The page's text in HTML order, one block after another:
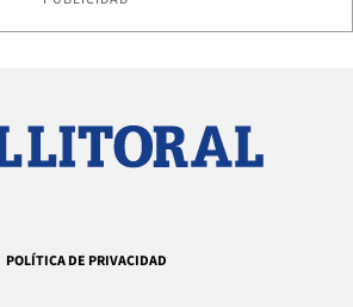
POLÍTICA DE PRIVACIDAD